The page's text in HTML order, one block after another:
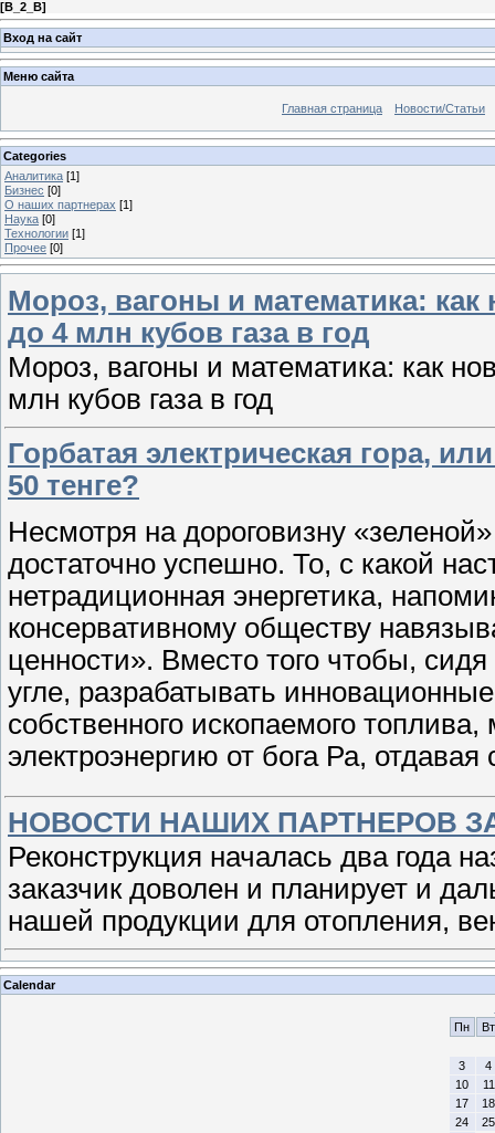
[B_2_B]
Вход на сайт
Меню сайта
Главная страница Новости/Статьи
Categories
Аналитика [1]
Бизнес [0]
О наших партнерах [1]
Наука [0]
Технологии [1]
Прочее [0]
Мороз, вагоны и математика:
до 4 млн кубов газа в год
Мороз, вагоны и математика: как
млн кубов газа в год
Горбатая электрическая гора,
50 тенге?
Несмотря на дороговизну
достаточно успешно. То, с какой
нетрадиционная энергетика,
консервативному обществу
ценности». Вместо того чтобы,
угле, разрабатывать
собственного ископаемого
электроэнергию от бога Ра,
НОВОСТИ НАШИХ ПАРТНЕРОВ
Реконструкция началась два года
заказчик доволен и планирует и
нашей продукции для отопления,
Calendar
Пн
Вт
3
4
10
11
17
18
24
25